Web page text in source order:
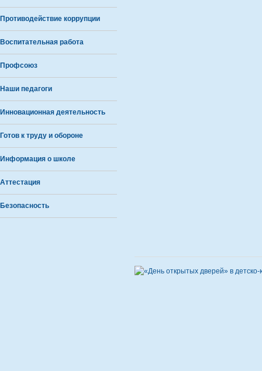
Противодействие коррупции
Воспитательная работа
Профсоюз
Наши педагоги
Инновационная деятельность
Готов к труду и обороне
Информация о школе
Аттестация
Безопасность